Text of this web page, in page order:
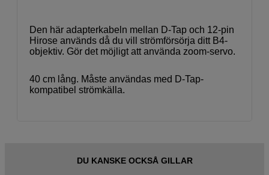
Den här adapterkabeln mellan D-Tap och 12-pin
Hirose används då du vill strömförsörja ditt B4-
objektiv. Gör det möjligt att använda zoom-servo.
40 cm lång. Måste användas med D-Tap-
kompatibel strömkälla.
DU KANSKE OCKSÅ GILLAR